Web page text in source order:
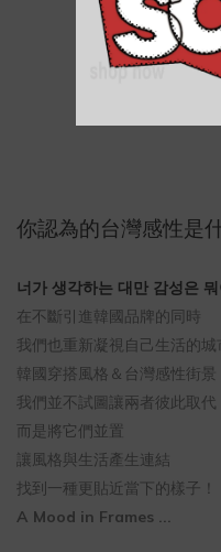
你認為的台灣感性是
너가 생각하는 대만 감성은 뭐
在不斷引進韓國品牌的同時
我們也重新凝視自己生活的城
韓國穿搭風格＆台灣感性街景
我們並不試圖讓兩者彼此取代
而是將它們並置
讓風格與生活產生連結
找到一種更貼近當下的樣子！
A Mood in Frames ...